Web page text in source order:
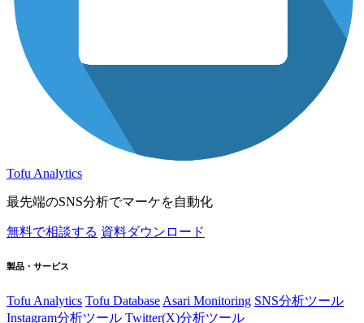
Tofu Analytics
最先端のSNS分析でマーケを自動化
無料で相談する 資料ダウンロード
製品・サービス
Tofu Analytics Tofu Database Asari Monitoring SNS分析ツール
Instagram分析ツール Twitter(X)分析ツール